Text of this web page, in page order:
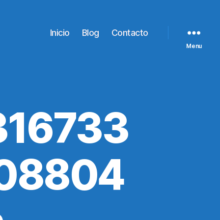
Inicio Blog Contacto
Menu